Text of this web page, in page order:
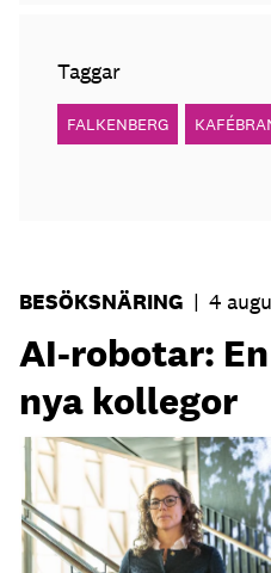
Taggar
FALKENBERG
BESÖKSNÄRING | 4
AI-robotar:
nya kollegor
Professor Kristina Palm
Dylan Calluy / Unsplash